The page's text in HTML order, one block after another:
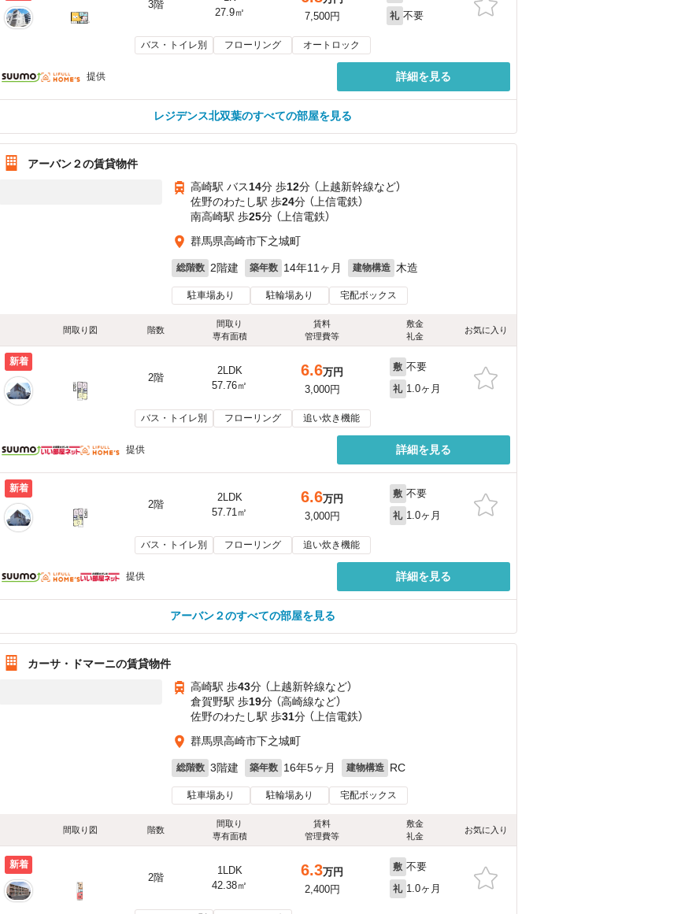
3階
27.9㎡
7,500円
礼 不要
バス・トイレ別 フローリング オートロック
提供 詳細を見る
レジデンス北双葉のすべての部屋を見る
アーバン２の賃貸物件
高崎駅 バス14分 歩12分 （上越新幹線など）
佐野のわたし駅 歩24分 （上信電鉄）
南高崎駅 歩25分 （上信電鉄）
群馬県高崎市下之城町
総階数 2階建 築年数 14年11ヶ月 建物構造 木造
駐車場あり 駐輪場あり 宅配ボックス
間取り図 階数
間取り
専有面積
賃料
管理費等
敷金
礼金
お気に入り
新着
2階
2LDK
57.76㎡
6.6万円
3,000円
敷 不要
礼 1.0ヶ月
バス・トイレ別 フローリング 追い炊き機能
提供 詳細を見る
新着
2階
2LDK
57.71㎡
6.6万円
3,000円
敷 不要
礼 1.0ヶ月
バス・トイレ別 フローリング 追い炊き機能
提供 詳細を見る
アーバン２のすべての部屋を見る
カーサ・ドマーニの賃貸物件
高崎駅 歩43分 （上越新幹線など）
倉賀野駅 歩19分 （高崎線など）
佐野のわたし駅 歩31分 （上信電鉄）
群馬県高崎市下之城町
総階数 3階建 築年数 16年5ヶ月 建物構造 RC
駐車場あり 駐輪場あり 宅配ボックス
間取り図 階数
間取り
専有面積
賃料
管理費等
敷金
礼金
お気に入り
新着
2階
1LDK
42.38㎡
6.3万円
2,400円
敷 不要
礼 1.0ヶ月